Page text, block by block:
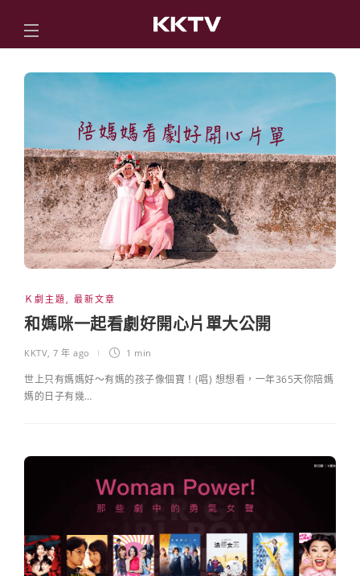
Ｋ劇主題, 最新文章
和媽咪一起看劇好開心片單大公開
KKTV, 7 年 ago 1 min
世上只有媽媽好～有媽的孩子像個寶！(唱) 想想看，一年365天你陪媽
媽的日子有幾…